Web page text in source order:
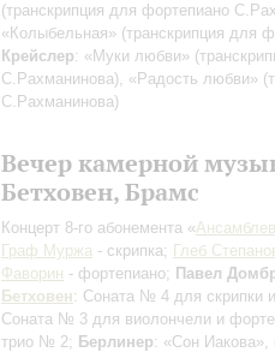
(транскрипция для фортепиано
«Колыбельная» (транскрипция для
Крейслер: «Муки любви»
С.Рахманинова), «Радость любви»
С.Рахманинова)
Вечер камерной
Бетховен, Брамс
Концерт 8-го абонемента «
Граф Муржа - скрипка; Глеб
Фаворин - фортепиано; Павел
Бетховен: Соната № 4 для скрипки
Соната № 3 для виолончели и
трио № 2; Берлинер: «Сон Иакова»,